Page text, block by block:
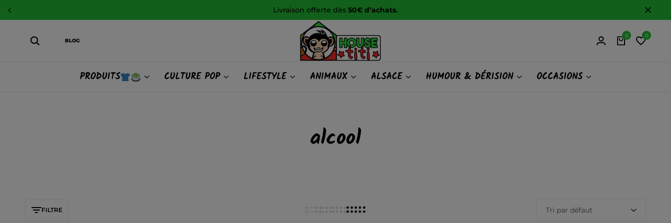
Livraison offerte dès 50€ d’achats.
BLOG
0 0
PRODUITS CULTURE POP LIFESTYLE ANIMAUX ALSACE HUMOUR & DÉRISION OCCASIONS
alcool
FILTRE Tri par défaut